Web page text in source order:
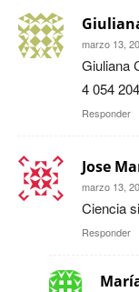
marzo 13,
Giuliana
4 054 204
Responder
Jose
marzo 13,
Ciencia
Responder